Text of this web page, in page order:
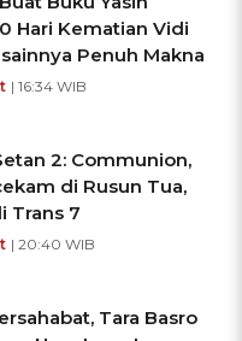
Hari Kematian Vidi
Penuh Makna
| 16:34 WIB
2: Communion,
di Rusun Tua,
Trans 7
| 20:40 WIB
Tara Basro